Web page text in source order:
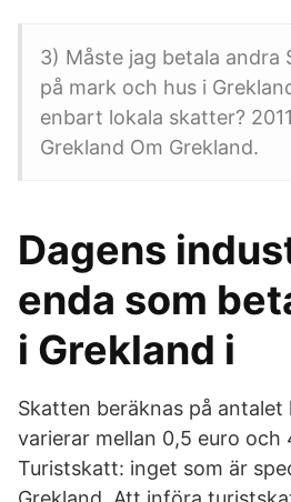
3) Måste jag betala andra
på mark och hus i
enbart lokala skatter?
Grekland Om Grekland.
Dagens
enda som
i Grekland i
Skatten beräknas på
varierar mellan 0,5 euro och
Turistskatt: inget som är